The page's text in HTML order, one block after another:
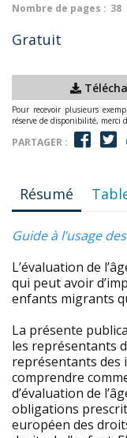
Nombre de pages : 38
Gratuit
Pour recevoir plusieurs
réserve de disponibilité, merci
PARTAGER :
Résumé
Guide à l’usage
L’évaluation de
qui peut avoir
enfants migrants
La présente
les représentants
représentants des
comprendre
d’évaluation de
obligations
européen des